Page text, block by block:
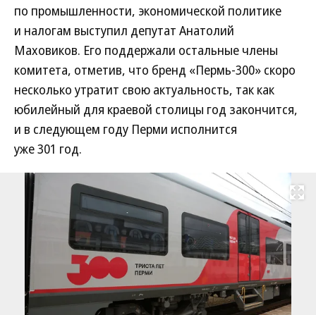
по промышленности, экономической политике
и налогам выступил депутат Анатолий
Маховиков. Его поддержали остальные члены
комитета, отметив, что бренд «Пермь-300» скоро
несколько утратит свою актуальность, так как
юбилейный для краевой столицы год закончится,
и в следующем году Перми исполнится
уже 301 год.
Развернуть